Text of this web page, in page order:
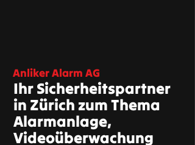
Anliker Alarm AG
Ihr Sicherheitspartner
in Zürich zum Thema
Alarmanlage,
Videoüberwachung